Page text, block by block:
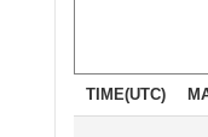
TIME(UTC)